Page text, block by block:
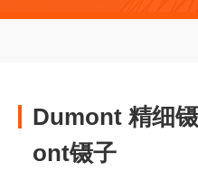
Dumont 精细
ont镊子